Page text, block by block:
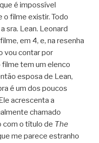
é impossível
o filme existir. Todo
sra. Lean. Leonard
em 4, e, na resenha
vou contar por
filme tem um elenco
esposa de Lean,
é um dos poucos
acrescenta a
chamado
com o título de The
me parece estranho